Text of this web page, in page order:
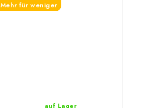
Mehr für weniger
auf Lager